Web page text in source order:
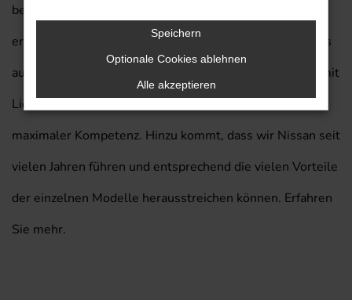
besten Anbietern in Deutschlands gewählt wurde. Dies
erfüllt uns mit Stolz, ist aber zugleich Verpflichtung, was
auch für den Verkauf von Nissan in Offenbach am Main mit
Lieferservice gilt. Wir beraten mit viel Herzblut und
maximaler Kompetenz. Hinzu kommt, dass wir Nissan seit
vielen Jahren führen und entsprechend die vielen Vorteile
der einzelnen Modelle herausstreichen können. Erfahren
Sie mehr.
Speichern
Optionale Cookies ablehnen
Alle akzeptieren